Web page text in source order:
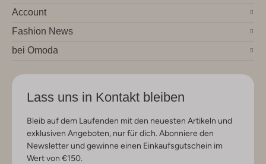
Account
Fashion News
bei Omoda
Lass uns in Kontakt bleiben
Bleib auf dem Laufenden mit den neuesten Artikeln und
exklusiven Angeboten, nur für dich. Abonniere den
Newsletter und gewinne einen Einkaufsgutschein im
Wert von €150.